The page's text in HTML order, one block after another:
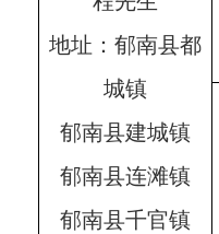
地址：郁南县都
城镇
郁南县建城镇
郁南县连滩镇
郁南县千官镇